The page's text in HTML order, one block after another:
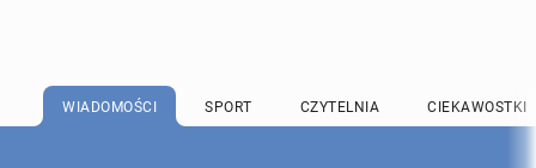
WIADOMOŚCI SPORT CZYTELNIA CIEKAWOSTKI